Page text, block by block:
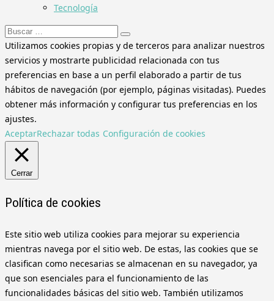
Tecnología
Buscar:
Utilizamos cookies propias y de terceros para analizar nuestros
servicios y mostrarte publicidad relacionada con tus
preferencias en base a un perfil elaborado a partir de tus
hábitos de navegación (por ejemplo, páginas visitadas). Puedes
obtener más información y configurar tus preferencias en los
ajustes.
AceptarRechazar todas Configuración de cookies
Cerrar
Política de cookies
Este sitio web utiliza cookies para mejorar su experiencia
mientras navega por el sitio web. De estas, las cookies que se
clasifican como necesarias se almacenan en su navegador, ya
que son esenciales para el funcionamiento de las
funcionalidades básicas del sitio web. También utilizamos